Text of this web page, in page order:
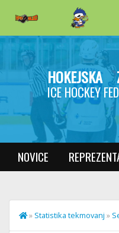
HOKEJSKA
ICE HOCKEY
NOVICE
» Statistika tekmovanj »